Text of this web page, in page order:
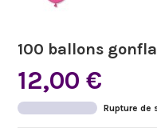
100 ballons
12,00 €
Rupture de